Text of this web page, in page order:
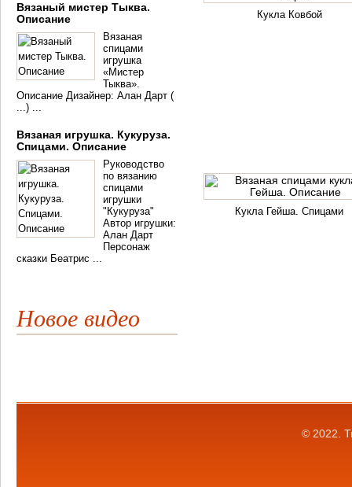
Кукла Ковбой
Кукла Гейша. Спицами
Вязаный мистер Тыква.
Описание
Вязаная
спицами
игрушка
«Мистер
Тыква».
Описание Дизайнер: Алан Дарт (
...) ...
Вязаная игрушка. Кукуруза.
Спицами. Описание
Руководство
по вязанию
спицами
игрушки
"Кукуруза"
Автор игрушки:
Алан Дарт
Персонаж
сказки Беатрис ...
Новое видео
© 2022.